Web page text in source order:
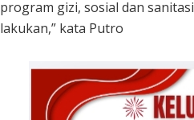
program gizi, sosial dan
lakukan,” kata Putro